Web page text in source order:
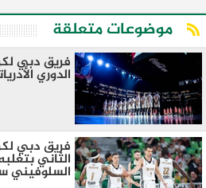
موضوعات متعلقة
فريق دبي
الدوري
فريق دبي
الثاني
السلوفيني